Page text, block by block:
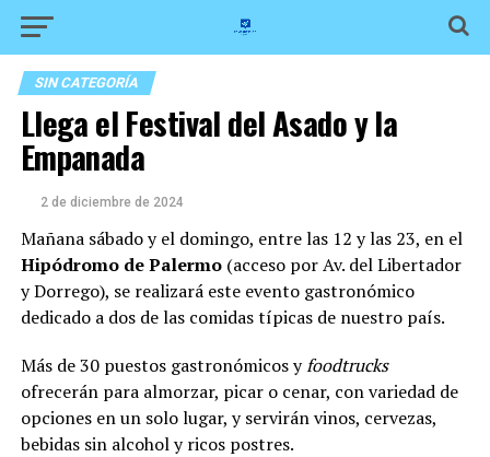
SIN CATEGORÍA
Llega el Festival del Asado y la
Empanada
2 de diciembre de 2024
Mañana sábado y el domingo, entre las 12 y las 23, en el
Hipódromo de Palermo(acceso por Av. del Libertador
y Dorrego), se realizará este evento gastronómico
dedicado a dos de las comidas típicas de nuestro país.
Más de 30 puestos gastronómicos yfoodtrucks
ofrecerán para almorzar, picar o cenar, con variedad de
opciones en un solo lugar, y servirán vinos, cervezas,
bebidas sin alcohol y ricos postres.